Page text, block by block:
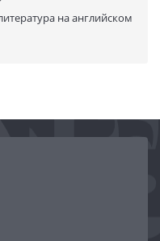
на английском